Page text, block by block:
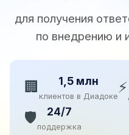
для получения
по внедрению и
🏢 1,5 млн
клиентов в Диадоке⚡
🛡️ 24/7
поддержка